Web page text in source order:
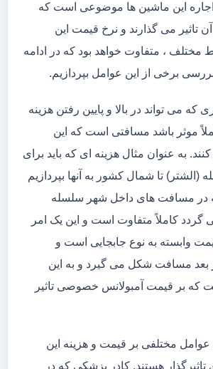
این ماشین ها موضوعی است که
تاثیر می گذارند و نرخ قیمت این
مختلف ، متفاوت خواهد بود که در ادامه
برخی از این عوامل بپردازیم.
که می تواند در بالا و پایین رفتن هزینه
موثر باشد مسافتی است که این
به عنوان مثال هزینه ای که باید برای
تا شمال کشور به آنها بپردازیم
در مسافت های داخل شهر سلسله
گردد کاملاً متفاوت است و این یک امر
وابسته به نوع جابجایی است و
بعد مسافت شکل می گیرد و به این
بر قیمت آمبولانس خصوصی تاثیر
مختلفی بر قیمت و هزینه این
هستند. کادر پزشکی که در